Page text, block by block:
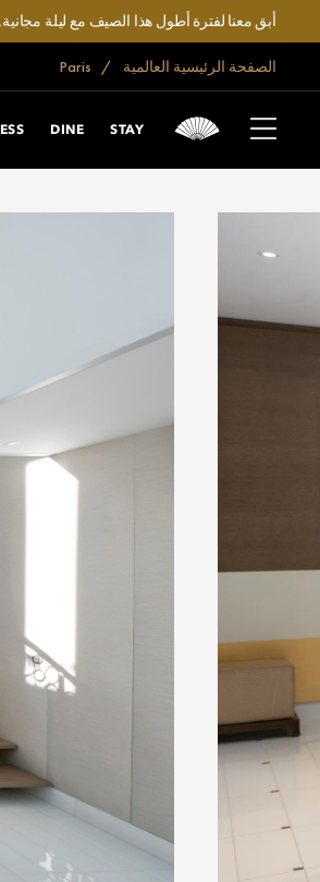
أبق معنا لفترة أطول هذا الصيف مع ليلة مجانية.
الصفحة الرئيسية العالمية
STAY
DINE